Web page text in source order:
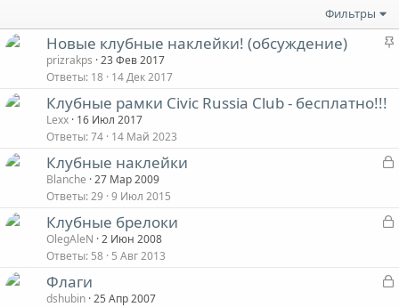
Фильтры
е
Новые клубные наклейки! (обсуждение)
prizrakps 23 Фев 2017
Ответы 18 14 Дек 2017
Клубные рамки Civic Russia Club - бесплатно!!!
Lexx 16 Июл 2017
Ответы 74 14 Май 2023
Клубные наклейки
Blanche 27 Мар 2009
Ответы 29 9 Июл 2015
Клубные брелоки
OlegAleN 2 Июн 2008
Ответы 58 5 Авг 2013
Флаги
dshubin 25 Апр 2007